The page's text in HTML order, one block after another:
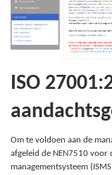
ISO
Om te voldoen aan de
afgeleid de NEN7510 voor
managementsysteem